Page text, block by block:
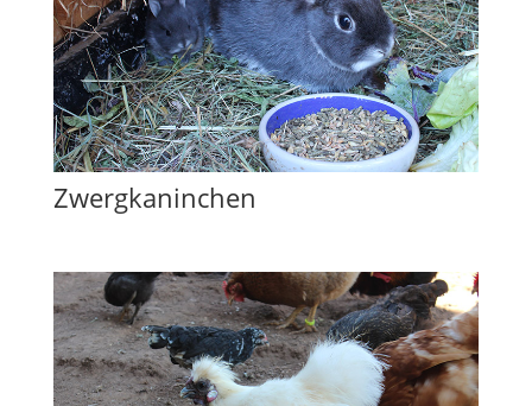
Zwergkaninchen